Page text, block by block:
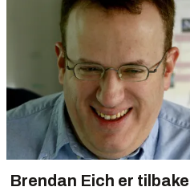
Brendan Eich er